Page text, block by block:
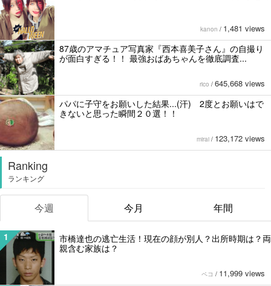
kanon / 1,481 views
87歳のアマチュア写真家『西本喜美子さん』の自撮り
が面白すぎる！！ 最強おばあちゃんを徹底調査...
rico / 645,668 views
パパに子守をお願いした結果...(汗) 2度とお願いはで
きないと思った瞬間２０選！！
mirai / 123,172 views
Ranking
ランキング
今週 今月 年間
1
市橋達也の逃亡生活！現在の顔が別人？出所時期は？両
親含む家族は？
ペコ / 11,999 views